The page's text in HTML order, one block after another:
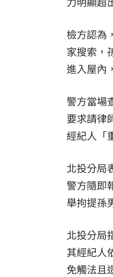
檢方認為
家搜索，
進入屋內
警方當場
要求請律
經紀人「
北投分局
警方隨即
舉拘提孫
北投分局
其經紀人
免觸法且